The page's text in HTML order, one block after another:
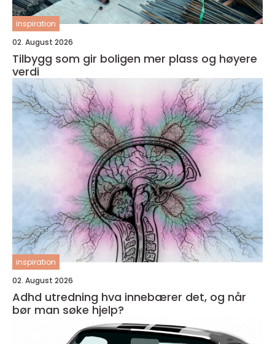
inspiration
02. August 2026
Tilbygg som gir boligen mer plass og høyere
verdi
inspiration
02. August 2026
Adhd utredning hva innebærer det, og når
bør man søke hjelp?